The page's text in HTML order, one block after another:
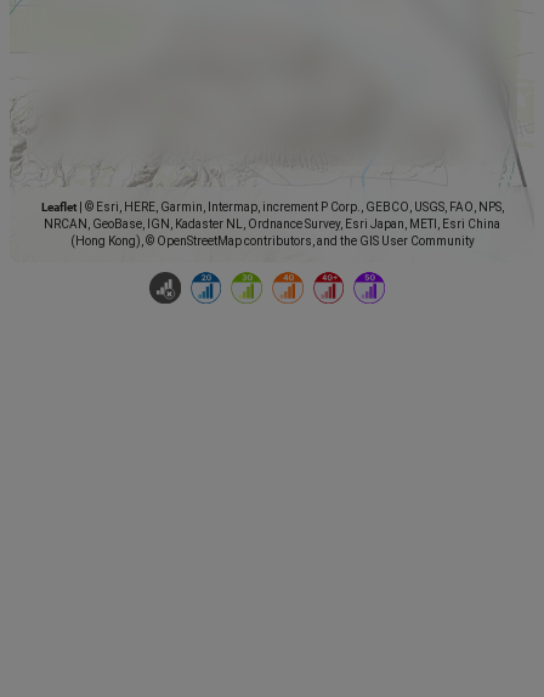
Leaflet
© Esri, HERE, Garmin, Intermap, increment P Corp., GEBCO, USGS, FAO, NPS,
NRCAN, GeoBase, IGN, Kadaster NL, Ordnance Survey, Esri Japan, METI, Esri China
(Hong Kong), © OpenStreetMap contributors, and the GIS User Community